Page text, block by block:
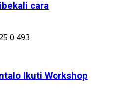
cara
0 493
Ikuti Workshop